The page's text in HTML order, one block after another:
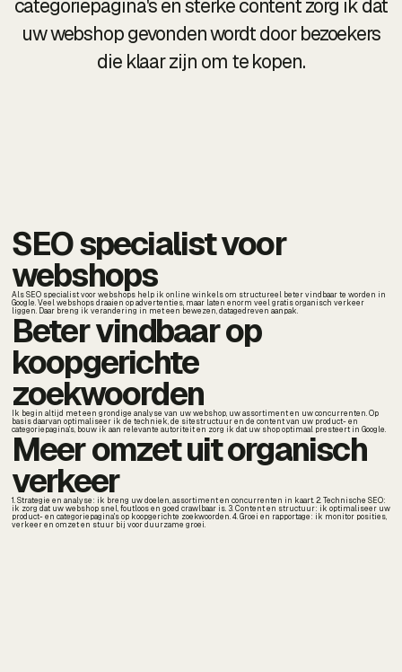
categoriepagina's en sterke content zorg ik dat
uw webshop gevonden wordt door bezoekers
die klaar zijn om te kopen.
SEO specialist voor
webshops
Als SEO specialist voor webshops help ik online winkels om structureel beter vindbaar te worden in
Google. Veel webshops draaien op advertenties, maar laten enorm veel gratis organisch verkeer
liggen. Daar breng ik verandering in met een bewezen, datagedreven aanpak.
Beter vindbaar op
koopgerichte
zoekwoorden
Ik begin altijd met een grondige analyse van uw webshop, uw assortiment en uw concurrenten. Op
basis daarvan optimaliseer ik de techniek, de sitestructuur en de content van uw product- en
categoriepagina's, bouw ik aan relevante autoriteit en zorg ik dat uw shop optimaal presteert in Google.
Meer omzet uit organisch
verkeer
1. Strategie en analyse: ik breng uw doelen, assortiment en concurrenten in kaart. 2. Technische SEO:
ik zorg dat uw webshop snel, foutloos en goed crawlbaar is. 3. Content en structuur: ik optimaliseer uw
product- en categoriepagina's op koopgerichte zoekwoorden. 4. Groei en rapportage: ik monitor posities,
verkeer en omzet en stuur bij voor duurzame groei.